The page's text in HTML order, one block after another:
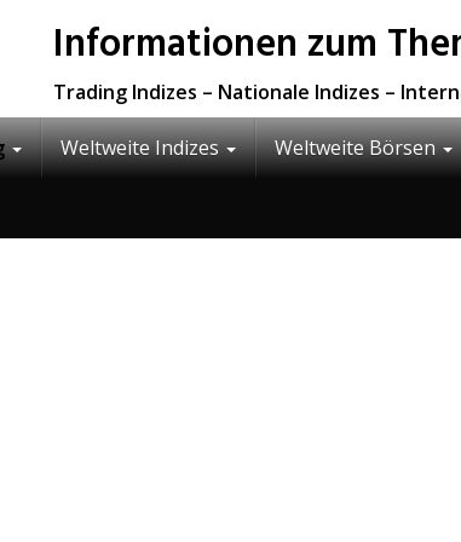
Informationen zum
Trading Indizes – Nationale Indizes –
Weltweite Indizes Weltweite Börsen